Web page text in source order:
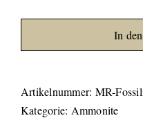
In
Artikelnummer: MR-
Kategorie: Ammonite